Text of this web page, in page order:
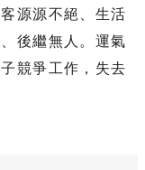
源源不絕、生活
後繼無人。運氣
競爭工作，失去